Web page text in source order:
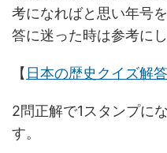
考になればと思い年号
答に迷った時は参考に
【日本の歴史クイズ解答
2問正解で1スタンプに
す。